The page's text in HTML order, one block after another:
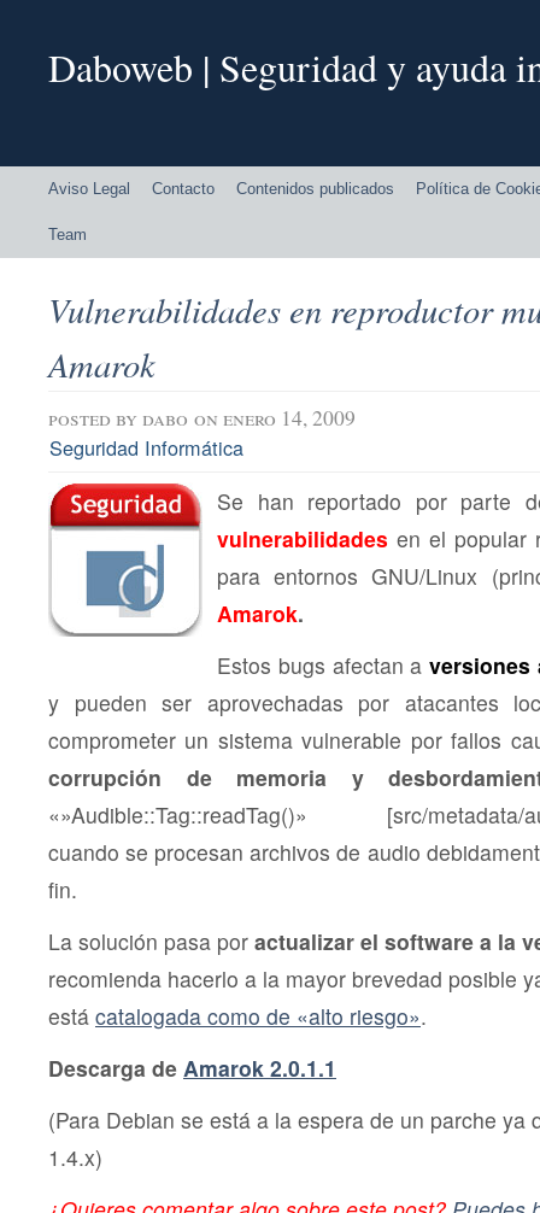
Daboweb | Seguridad y ayuda
Aviso Legal Contacto Contenidos publicados Política de
Team
Vulnerabilidades en reproductor
Amarok
posted by dabo on enero 14, 2009
Seguridad Informática
Se han reportado por parte
vulnerabilidades en el popular
para entornos GNU/Linux
Amarok.
Estos bugs afectan a versiones
y pueden ser aprovechadas por atacantes
comprometer un sistema vulnerable por fallos
corrupción de memoria y
«»Audible::Tag::readTag()» [src/metadata/
cuando se procesan archivos de audio
fin.
La solución pasa por actualizar el software a la
recomienda hacerlo a la mayor brevedad posible
está catalogada como de «alto riesgo».
Descarga de Amarok 2.0.1.1
(Para Debian se está a la espera de un parche ya
1.4.x)